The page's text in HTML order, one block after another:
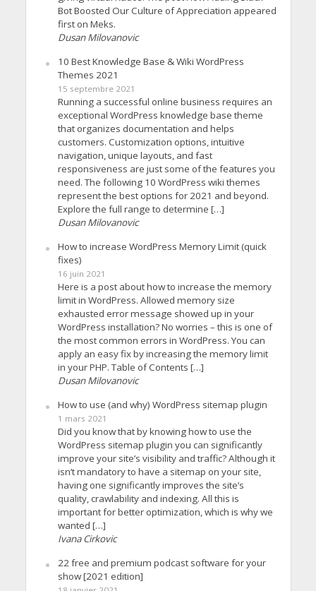
Bot Boosted Our Culture of Appreciation appeared
first on Meks.
Dusan Milovanovic
10 Best Knowledge Base & Wiki WordPress
Themes 2021
15 septembre 2021
Running a successful online business requires an
exceptional WordPress knowledge base theme
that organizes documentation and helps
customers. Customization options, intuitive
navigation, unique layouts, and fast
responsiveness are just some of the features you
need. The following 10 WordPress wiki themes
represent the best options for 2021 and beyond.
Explore the full range to determine […]
Dusan Milovanovic
How to increase WordPress Memory Limit (quick
fixes)
16 juin 2021
Here is a post about how to increase the memory
limit in WordPress. Allowed memory size
exhausted error message showed up in your
WordPress installation? No worries – this is one of
the most common errors in WordPress. You can
apply an easy fix by increasing the memory limit
in your PHP. Table of Contents […]
Dusan Milovanovic
How to use (and why) WordPress sitemap plugin
1 mars 2021
Did you know that by knowing how to use the
WordPress sitemap plugin you can significantly
improve your site’s visibility and traffic? Although it
isn’t mandatory to have a sitemap on your site,
having one significantly improves the site’s
quality, crawlability and indexing. All this is
important for better optimization, which is why we
wanted […]
Ivana Cirkovic
22 free and premium podcast software for your
show [2021 edition]